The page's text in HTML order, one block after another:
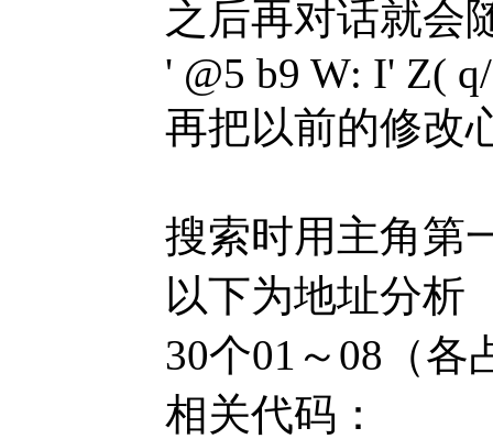
之后再对话就会
' @5 b9 W: I' Z(
再把以前的修改
搜索时用主角第
以下为地址分析
30个01～08（各
相关代码：